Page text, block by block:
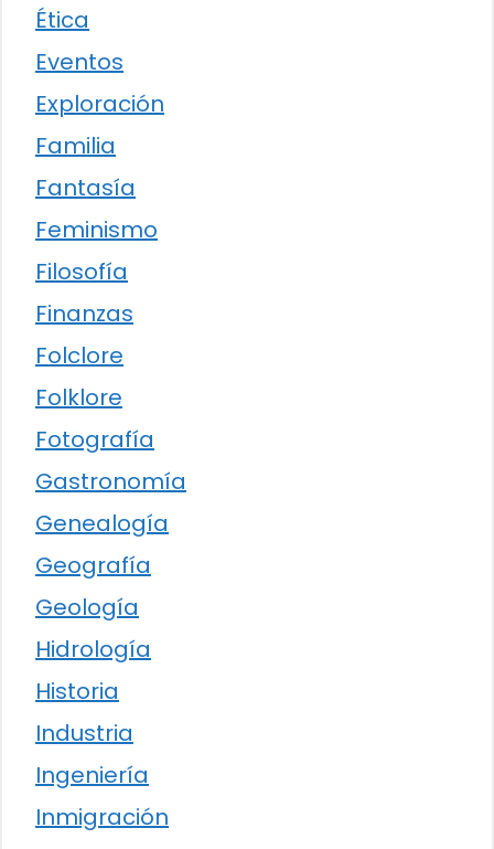
Ética
Eventos
Exploración
Familia
Fantasía
Feminismo
Filosofía
Finanzas
Folclore
Folklore
Fotografía
Gastronomía
Genealogía
Geografía
Geología
Hidrología
Historia
Industria
Ingeniería
Inmigración